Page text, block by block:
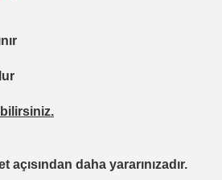
daha yararınızadır.